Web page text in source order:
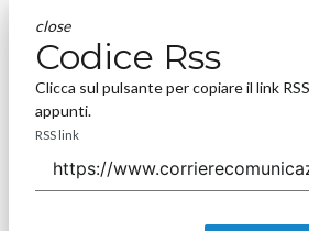
close
Codice Rss
Clicca sul pulsante per copiare il link
appunti.
RSS link